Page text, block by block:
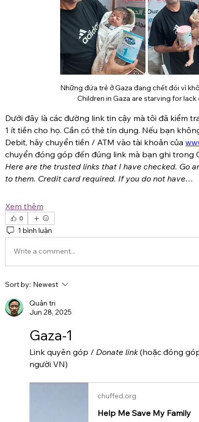
Những đứa trẻ ở Gaza đang chết đói vì
Children in Gaza are starving for lack
Dưới đây là các đường link tin cậy mà tôi đã kiểm
1 ít tiền cho họ. Cần có thẻ tín dụng. Nếu bạn
Debit, hãy chuyển tiền / ATM vào tài khoản của
chuyển đóng góp đến đúng link mà bạn ghi trong
Here are the trusted links that I have checked. Go
to them. Credit card required. If you do not have…
Xem thêm
0
1 bình luận
Write a comment...
Sort by: Newest
Quản trị
Jun 28, 2025
Gaza-1
Link quyên góp / Donate link (hoặc đóng
người VN)
chuffed.org
Help Me Save My Family